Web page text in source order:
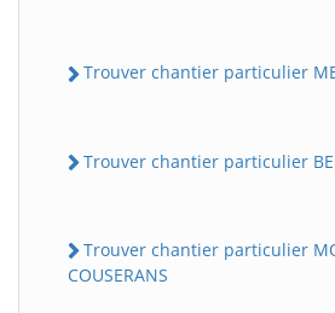
Trouver chantier particulier
Trouver chantier particulier
Trouver chantier particulier
COUSERANS